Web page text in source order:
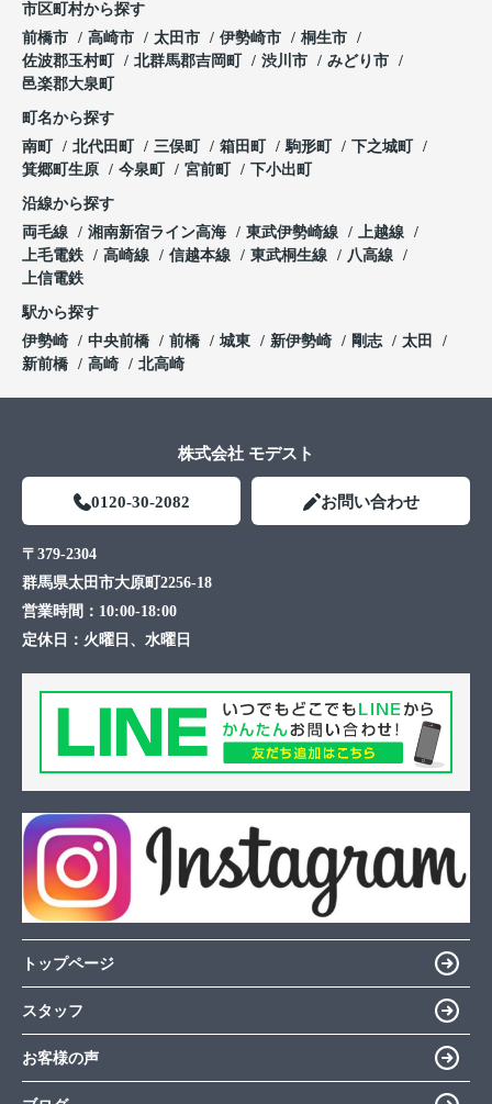
市区町村から探す
前橋市
高崎市 太田市 伊勢崎市
桐生市
佐波郡玉村町
北群馬郡吉岡町 渋川市
みどり市
邑楽郡大泉町
町名から探す
南町
北代田町 三俣町 箱田町 駒形町
下之城町
箕郷町生原
今泉町 宮前町 下小出町
沿線から探す
両毛線
湘南新宿ライン高海 東武伊勢崎線
上越線
上毛電鉄
高崎線 信越本線 東武桐生線
八高線
上信電鉄
駅から探す
伊勢崎
中央前橋 前橋 城東 新伊勢崎 剛志
太田
新前橋
高崎 北高崎
株式会社 モデスト
0120-30-2082 お問い合わせ
〒379-2304
群馬県太田市大原町2256-18
営業時間： 10:00-18:00
定休日： 火曜日、水曜日
トップページ
スタッフ
お客様の声